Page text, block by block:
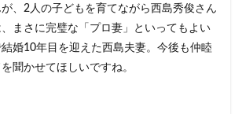
、2人の子どもを育てながら西島秀俊さん
まさに完璧な「プロ妻」といってもよい
婚10年目を迎えた西島夫妻。今後も仲睦
聞かせてほしいですね。